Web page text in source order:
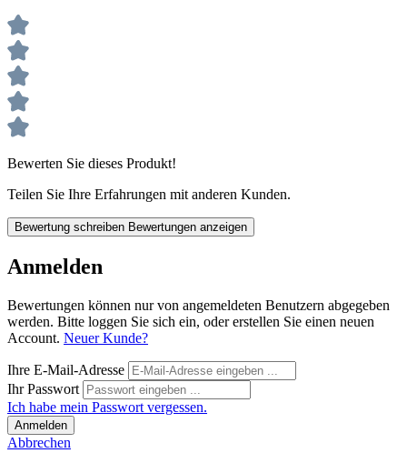
Bewerten Sie dieses Produkt!
Teilen Sie Ihre Erfahrungen mit anderen Kunden.
Bewertung schreiben Bewertungen anzeigen
Anmelden
Bewertungen können nur von angemeldeten Benutzern abgegeben
werden. Bitte loggen Sie sich ein, oder erstellen Sie einen neuen
Account. Neuer Kunde?
Ihre E-Mail-Adresse
Ihr Passwort
Ich habe mein Passwort vergessen.
Anmelden
Abbrechen